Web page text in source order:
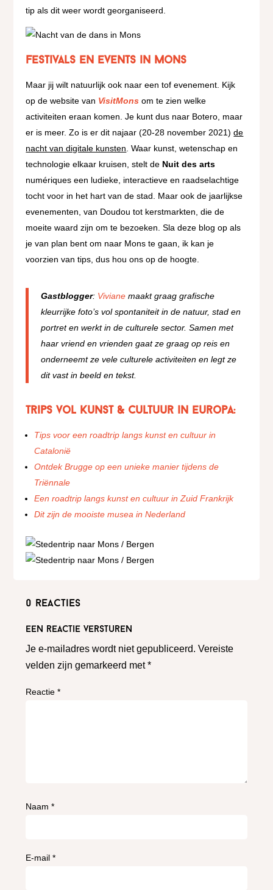
tip als dit weer wordt georganiseerd.
Festivals en events in Mons
Maar jij wilt natuurlijk ook naar een tof evenement. Kijk
op de website van VisitMons om te zien welke
activiteiten eraan komen. Je kunt dus naar Botero, maar
er is meer. Zo is er dit najaar (20-28 november 2021)de
nacht van digitale kunsten . Waar kunst, wetenschap en
technologie elkaar kruisen, stelt de Nuit des arts
numériques een ludieke, interactieve en raadselachtige
tocht voor in het hart van de stad. Maar ook de jaarlijkse
evenementen, van Doudou tot kerstmarkten, die de
moeite waard zijn om te bezoeken. Sla deze blog op als
je van plan bent om naar Mons te gaan, ik kan je
voorzien van tips, dus hou ons op de hoogte.
Gastblogger: Viviane maakt graag grafische
kleurrijke foto’s vol spontaniteit in de natuur, stad en
portret en werkt in de culturele sector. Samen met
haar vriend en vrienden gaat ze graag op reis en
onderneemt ze vele culturele activiteiten en legt ze
dit vast in beeld en tekst.
Trips vol kunst & cultuur in Europa:
Tips voor een roadtrip langs kunst en cultuur in
Catalonië
Ontdek Brugge op een unieke manier tijdens de
Triënnale
Een roadtrip langs kunst en cultuur in Zuid Frankrijk
Dit zijn de mooiste musea in Nederland
0 reacties
Een reactie versturen
Je e-mailadres wordt niet gepubliceerd. Vereiste
velden zijn gemarkeerd met*
Reactie*
Naam*
E-mail*